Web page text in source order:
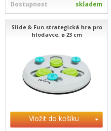
Dostupnost skladem
Slide & Fun strategická hra pro
hlodavce, ø 23 cm
Vložit do košíku